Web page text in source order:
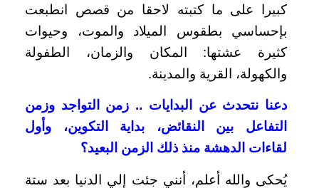
كبيرا على ما كتبته لاحقا من قصص انطبعت
بإحساسي بطقوس الميلاد والموت، وحيوات
كثيرة عشتها: المكان والزمان، الطفولة
والكهولة، القرية والمدينة.
دعنا نتحدث عن البدايات .. زمن التواجد وزمن
التفاعل بين النقائض، بداية التكوين، وأول
لقاءات الدهشة منذ ذلك الزمن البعيد؟
يُحكى والله أعلم، أنني جئت إلي الدنيا بعد ستة